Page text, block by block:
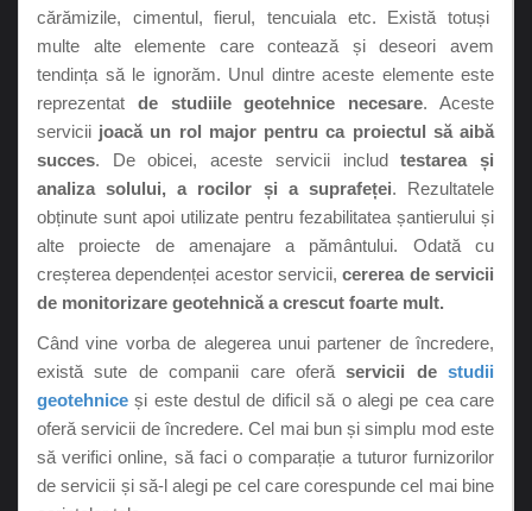
cărămizile, cimentul, fierul, tencuiala etc. Există totuși
multe alte elemente care contează și deseori avem
tendința să le ignorăm. Unul dintre aceste elemente este
reprezentat de studiile geotehnice necesare. Aceste
servicii joacă un rol major pentru ca proiectul să aibă
succes. De obicei, aceste servicii includtestarea și
analiza solului, a rocilor și a suprafeței. Rezultatele
obținute sunt apoi utilizate pentru fezabilitatea șantierului și
alte proiecte de amenajare a pământului. Odată cu
creșterea dependenței acestor servicii,cererea de servicii
de monitorizare geotehnică a crescut foarte mult.
Când vine vorba de alegerea unui partener de încredere,
există sute de companii care oferăservicii de studii
geotehnice și este destul de dificil să o alegi pe cea care
oferă servicii de încredere. Cel mai bun și simplu mod este
să verifici online, să faci o comparație a tuturor furnizorilor
de servicii și să-l alegi pe cel care corespunde cel mai bine